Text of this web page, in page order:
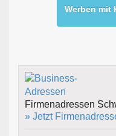
Werben mit
Firmenadressen
» Jetzt